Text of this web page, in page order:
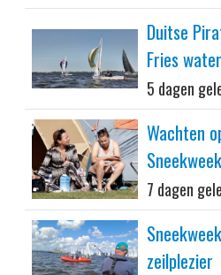
Duitse
Fries water
5 dagen
Wachten
Sneekweek
7 dagen
zeilplezier